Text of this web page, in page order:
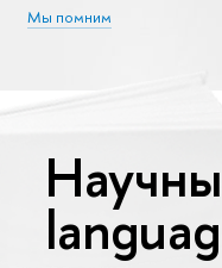
Мы помним